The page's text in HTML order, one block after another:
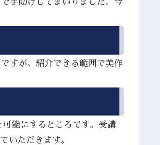
手助けしてまいりました。今
すが、紹介できる範囲で美作
能にするところです。受講
いただきます。